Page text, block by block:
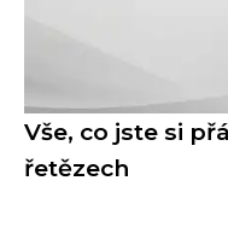
Vše, co jste si
řetězech